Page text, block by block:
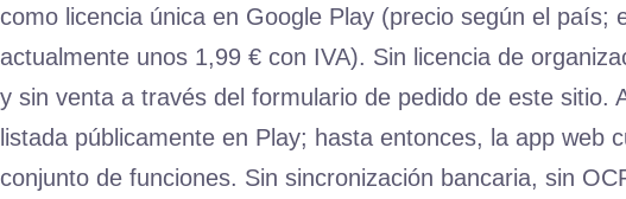
como licencia única en Google Play (precio según el país;
actualmente unos 1,99 € con IVA). Sin licencia de
y sin venta a través del formulario de pedido de este sitio.
listada públicamente en Play; hasta entonces, la app web
conjunto de funciones. Sin sincronización bancaria, sin